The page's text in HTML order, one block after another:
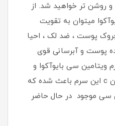
روشن تر خواهید شد. از
میتوان به تقویت
پوست ، ضد لک ، احیا
پوست و آبرسانی قوی
ویتامین سی بایوآکوا و
همچنین درصد بالای ویتامین c این سرم باعث شده که
سی موجود در حال حاضر